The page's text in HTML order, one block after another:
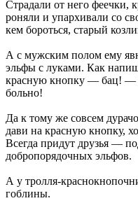
Страдали от него феечки,
роняли и упархивали со
кем бороться, старый
А с мужским полом ему
эльфы с луками. Как
красную кнопку — бац! —
больно!
Да к тому же совсем
дави на красную кнопку,
Всегда придут друзья —
добропорядочных эльфов.
А у тролля-
гоблины.